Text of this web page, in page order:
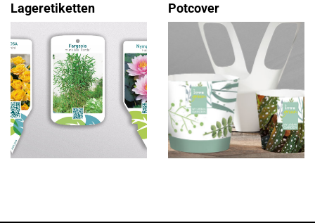
Lageretiketten Potcover